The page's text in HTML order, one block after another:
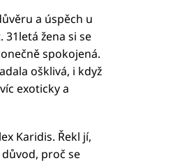
a úspěch u
31letá žena si se
spokojená.
ošklivá, i když
exoticky a
Karidis. Řekl jí,
proč se